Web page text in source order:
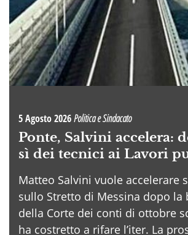
5 Agosto 2026Politica e Sindacato
Ponte, Salvini accelera:
sì dei tecnici ai Lavori
Matteo Salvini vuole accelerare
sullo Stretto di Messina dopo la
della Corte dei conti di ottobre
ha costretto a rifare l’iter. La